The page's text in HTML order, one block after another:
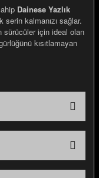
Dainese Yazlık
serin kalmanızı sağlar.
sürücüler için ideal olan
kısıtlamayan